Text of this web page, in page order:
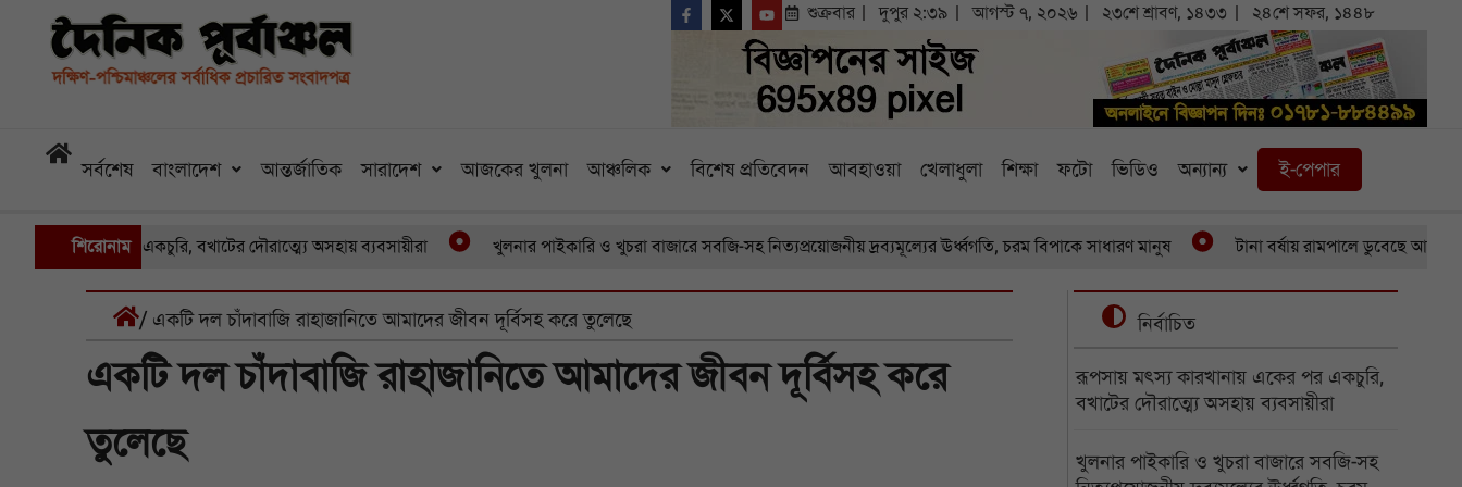
শুক্রবার দুপুর ২:৩৯ আগস্ট ৭, ২০২৬ ২৩শে শ্রাবণ, ১৪৩৩ ২৪শে সফর, ১৪৪৮
সর্বশেষ বাংলাদেশ আন্তর্জাতিক সারাদেশ আজকের খুলনা আঞ্চলিক বিশেষ প্রতিবেদন আবহাওয়া খেলাধুলা শিক্ষা ফটো ভিডিও অন্যান্য ই-পেপার
শিরোনাম
একের পর একচুরি, বখাটের দৌরাত্ম্যে অসহায় ব্যবসায়ীরা খুলনার পাইকারি ও খুচরা বাজারে সবজি-সহ নিত্যপ্রয়োজনীয় দ্রব্যমূল্যের ঊর্ধ্বগতি, চরম বিপাকে সাধারণ মানুষ টানা বর্ষায় রামপালে ডুবেছে আড়াইশ
/ একটি দল চাঁদাবাজি রাহাজানিতে আমাদের জীবন দূর্বিসহ করে তুলেছে
একটি দল চাঁদাবাজি রাহাজানিতে আমাদের জীবন দূর্বিসহ করে
তুলেছে
নির্বাচিত
রূপসায় মৎস্য কারখানায় একের পর একচুরি,
বখাটের দৌরাত্ম্যে অসহায় ব্যবসায়ীরা
খুলনার পাইকারি ও খুচরা বাজারে সবজি-সহ